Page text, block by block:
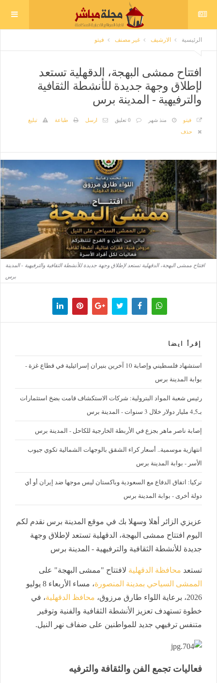
الرئيسية الارشيف غير مصنف فيتو
افتتاح ممشى البهجة، الدقهلية تستعد
لإطلاق وجهة جديدة للأنشطة الثقافية
والترفيهية - المدينة برس
فيتو منذ شهر 0 تعليق ارسل طباعة
تبليغ
حذف
افتتاح ممشى البهجة، الدقهلية تستعد لإطلاق وجهة جديدة للأنشطة الثقافية والترفيهية - المدينة
برس
إقرأ ايضا
استشهاد فلسطيني وإصابة 10 آخرين بنيران إسرائيلية في قطاع غزة -
بوابة المدينة برس
رئيس شعبة المواد البترولية: شركات الاستكشاف قامت بضخ استثمارات
بـ4,5 مليار دولار خلال 3 سنوات - المدينة برس
إصابة ناصر ماهر بجزع في الأربطة الخارجية للكاحل - المدينة برس
‪انتهازية موسمية.. أسعار كراء الشقق بالوجهات الشمالية تكوي جيوب
الأسر - بوابة المدينة برس
تركيا: اتفاق الدفاع مع السعودية وباكستان ليس موجها ضد إيران أو أي
دولة أخرى - بوابة المدينة برس
عزيزي الزائر أهلا وسهلا بك في موقع المدينة برس نقدم لكم
اليوم افتتاح ممشى البهجة، الدقهلية تستعد لإطلاق وجهة
جديدة للأنشطة الثقافية والترفيهية - المدينة برس
تستعد محافظة الدقهلية لافتتاح "ممشى البهجة" على
الممشى السياحي بمدينة المنصورة
، مساء الأربعاء 8 يوليو
2026، برعاية اللواء طارق مرزوق،
محافظ الدقهلية، في
خطوة تستهدف تعزيز الأنشطة الثقافية والفنية وتوفير
متنفس ترفيهي جديد للمواطنين على ضفاف نهر النيل.
فعاليات تجمع الفن والثقافة والترفيه